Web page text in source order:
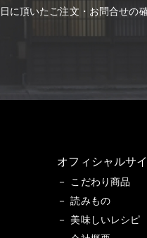
に頂いたご注⽂・お問合せの
オフィシャルサ
こだわり商品
読みもの
美味しいレシピ